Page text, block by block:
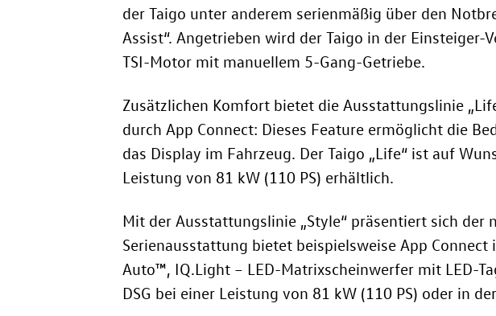
der Taigo unter anderem serienmäßig über den
Assist“. Angetrieben wird der Taigo in der
TSI-Motor mit manuellem 5-Gang-Getriebe.
Zusätzlichen Komfort bietet die Ausstattungslinie
durch App Connect: Dieses Feature ermöglicht die
das Display im Fahrzeug. Der Taigo „Life“ ist auf
Leistung von 81 kW (110 PS) erhältlich.
Mit der Ausstattungslinie „Style“ präsentiert sich
Serienausstattung bietet beispielsweise App
Auto™, IQ.Light – LED-Matrixscheinwerfer mit LED-
DSG bei einer Leistung von 81 kW (110 PS) oder in